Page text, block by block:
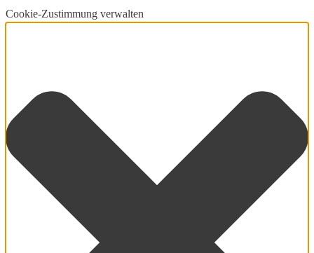
Cookie-Zustimmung verwalten